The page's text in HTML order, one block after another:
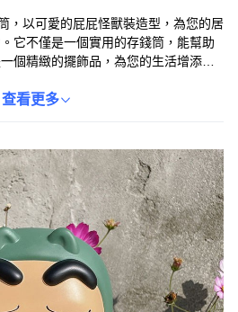
，以可愛的屁屁怪獸裝造型，為您的居
它不僅是一個實用的存錢筒，能幫助
個精緻的擺飾品，為您的生活增添色
這款存錢筒尺寸適中，不佔空間，是
查看更多